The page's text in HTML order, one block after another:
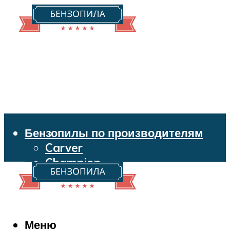
Бензопилы по производителям
Carver
Champion
Echo
Husqvarna
Makita
Меню